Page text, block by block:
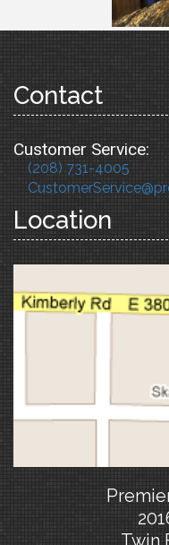
Contact
Customer Service:
(208) 731-4005
Location
Twin